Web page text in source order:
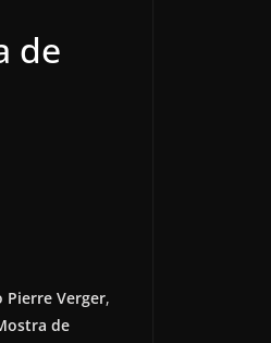
de
Pierre Verger,
de